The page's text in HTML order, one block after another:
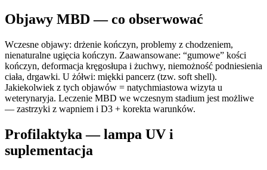
Objawy MBD — co obserwować
Wczesne objawy: drżenie kończyn, problemy z chodzeniem,
nienaturalne ugięcia kończyn. Zaawansowane: “gumowe” kości
kończyn, deformacja kręgosłupa i żuchwy, niemożność podniesienia
ciała, drgawki. U żółwi: miękki pancerz (tzw. soft shell).
Jakiekolwiek z tych objawów = natychmiastowa wizyta u
weterynaryja. Leczenie MBD we wczesnym stadium jest możliwe
— zastrzyki z wapniem i D3 + korekta warunków.
Profilaktyka — lampa UV i
suplementacja